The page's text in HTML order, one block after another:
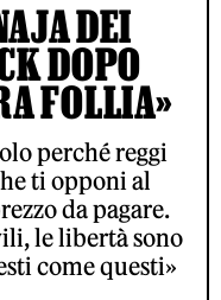
DEI
DOPO
FOLLIA»
perché reggi
ti opponi al
da pagare.
le libertà sono
come questi»